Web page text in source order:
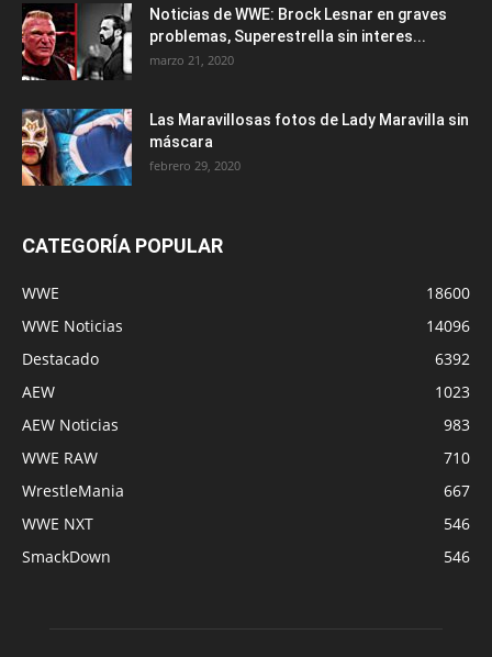
Noticias de WWE: Brock Lesnar en graves
problemas, Superestrella sin interes...
marzo 21, 2020
Las Maravillosas fotos de Lady Maravilla sin
máscara
febrero 29, 2020
CATEGORÍA POPULAR
WWE
18600
WWE Noticias
14096
Destacado
6392
AEW
1023
AEW Noticias
983
WWE RAW
710
WrestleMania
667
WWE NXT
546
SmackDown
546